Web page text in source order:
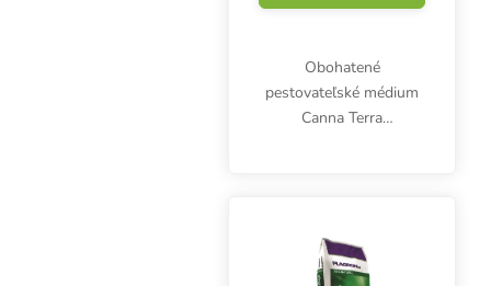
Obohatené
pestovateľské médium
Canna Terra
prvkov a chelátov. S
antiseptickou kôrou,...